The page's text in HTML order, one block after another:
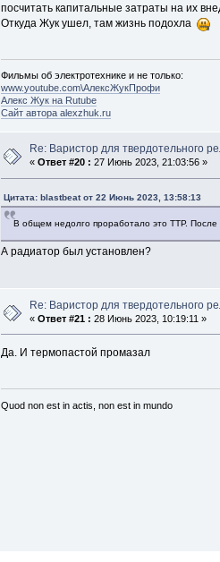
посчитать капитальные затраты на их
Откуда Жук ушел, там жизнь подохла
Фильмы об электротехнике и не только:
www.youtube.com\АлексЖукПрофи
Алекс Жук на Rutube
Сайт автора alexzhuk.ru
Re: Варистор для твердотельного
«Ответ #20 : 27 Июнь 2023, 21:03:56 »
Цитата: blastbeat от 22 Июнь 2023, 13:58:13
В общем недолго проработало это ТТР. После
А радиатор был установлен?
Re: Варистор для твердотельного
«Ответ #21 : 28 Июнь 2023, 10:19:11 »
Да. И термопастой промазал
Quod non est in actis, non est in mundo